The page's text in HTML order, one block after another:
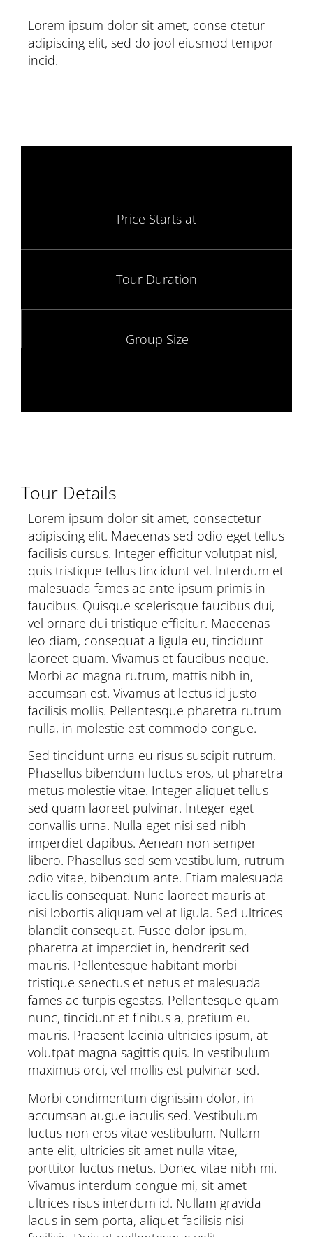
Lorem ipsum dolor sit amet, conse ctetur
adipiscing elit, sed do jool eiusmod tempor
incid.
Price Starts at
Tour Duration
Group Size
Tour Details
Lorem ipsum dolor sit amet, consectetur
adipiscing elit. Maecenas sed odio eget tellus
facilisis cursus. Integer efficitur volutpat nisl,
quis tristique tellus tincidunt vel. Interdum et
malesuada fames ac ante ipsum primis in
faucibus. Quisque scelerisque faucibus dui,
vel ornare dui tristique efficitur. Maecenas
leo diam, consequat a ligula eu, tincidunt
laoreet quam. Vivamus et faucibus neque.
Morbi ac magna rutrum, mattis nibh in,
accumsan est. Vivamus at lectus id justo
facilisis mollis. Pellentesque pharetra rutrum
nulla, in molestie est commodo congue.
Sed tincidunt urna eu risus suscipit rutrum.
Phasellus bibendum luctus eros, ut pharetra
metus molestie vitae. Integer aliquet tellus
sed quam laoreet pulvinar. Integer eget
convallis urna. Nulla eget nisi sed nibh
imperdiet dapibus. Aenean non semper
libero. Phasellus sed sem vestibulum, rutrum
odio vitae, bibendum ante. Etiam malesuada
iaculis consequat. Nunc laoreet mauris at
nisi lobortis aliquam vel at ligula. Sed ultrices
blandit consequat. Fusce dolor ipsum,
pharetra at imperdiet in, hendrerit sed
mauris. Pellentesque habitant morbi
tristique senectus et netus et malesuada
fames ac turpis egestas. Pellentesque quam
nunc, tincidunt et finibus a, pretium eu
mauris. Praesent lacinia ultricies ipsum, at
volutpat magna sagittis quis. In vestibulum
maximus orci, vel mollis est pulvinar sed.
Morbi condimentum dignissim dolor, in
accumsan augue iaculis sed. Vestibulum
luctus non eros vitae vestibulum. Nullam
ante elit, ultricies sit amet nulla vitae,
porttitor luctus metus. Donec vitae nibh mi.
Vivamus interdum congue mi, sit amet
ultrices risus interdum id. Nullam gravida
lacus in sem porta, aliquet facilisis nisi